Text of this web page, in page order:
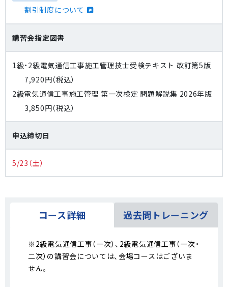
割引制度について
講習会指定図書
1級・2級電気通信工事施工管理技士受検テキスト 改訂第5版
7,920円（税込）
2級電気通信工事施工管理 第一次検定 問題解説集 2026年版
3,850円（税込）
申込締切日
5/23（土）
コース詳細 過去問トレーニング
※2級電気通信工事（一次）、2級電気通信工事（一次・
二次）の講習会については、会場コースはございま
せん。